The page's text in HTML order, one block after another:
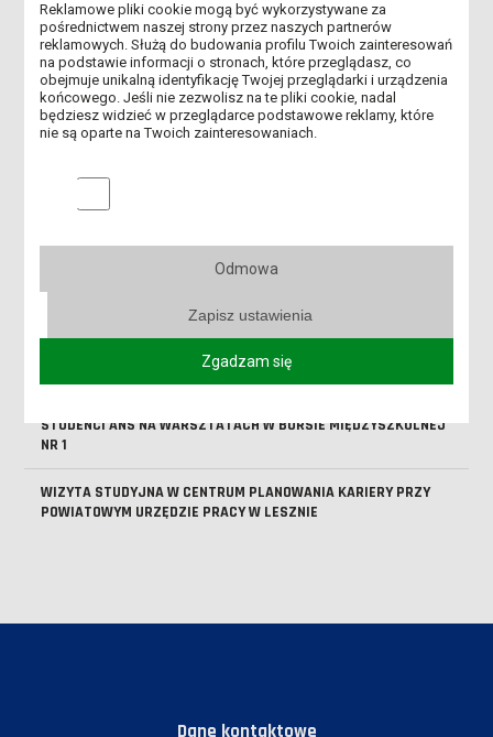
PEDAGOGICZNE WARSZTATY ZAWODOZNAWCZE
WARSZTAT ŚWIĘTEGO MIKOŁAJA
SPOTKANIE Z SENIORAMI
PROJEKT EDUKACYJNY „L'ARTE DI MANGIARE”
STUDENCI PEDAGOGIKI PRZEDSZKOLNEJ I EDUKACJI
KOLEJNA EDYCJA PROJEKTU PT. „45-MINUT Z TEATREM”
STUDENCI ANS NA WARSZTATACH W BURSIE MIĘDZYSZKOLNEJ
NR 1
WIZYTA STUDYJNA W CENTRUM PLANOWANIA KARIERY PRZY
POWIATOWYM URZĘDZIE PRACY W LESZNIE
Dane kontaktowe
Reklamowe pliki cookie mogą być wykorzystywane za
pośrednictwem naszej strony przez naszych partnerów
reklamowych. Służą do budowania profilu Twoich zainteresowań
na podstawie informacji o stronach, które przeglądasz, co
obejmuje unikalną identyfikację Twojej przeglądarki i urządzenia
końcowego. Jeśli nie zezwolisz na te pliki cookie, nadal
będziesz widzieć w przeglądarce podstawowe reklamy, które
nie są oparte na Twoich zainteresowaniach.
Marketingowe pliki cookies
Odmowa
Zapisz ustawienia
Zgadzam się